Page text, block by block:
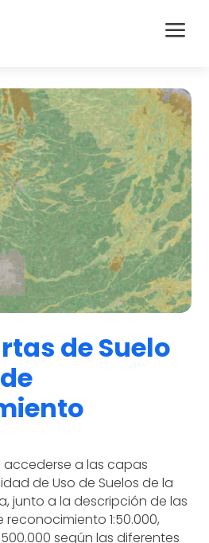
a
de Suelo
a las capas
de Uso de Suelos de la
junto a la descripción de las
1:50.000,
según las diferentes